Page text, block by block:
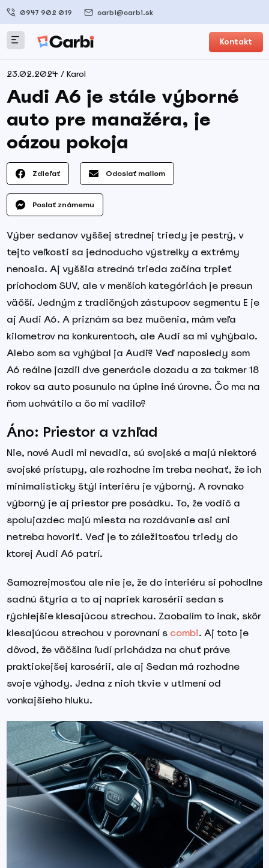
0947 902 019 carbi@carbi.sk
Kontakt
23.02.2024 / Karol
Audi A6 je stále výborné
auto pre manažéra, je
oázou pokoja
Zdieľať Odoslať mailom
Poslať známemu
Výber sedanov vyššej strednej triedy je pestrý, v
tejto veľkosti sa jednoducho výstrelky a extrémy
nenosia. Aj vyššia stredná trieda začína trpieť
príchodom SUV, ale v menších kategóriách je presun
väčší. Jedným z tradičných zástupcov segmentu E je
aj Audi A6. A priznám sa bez mučenia, mám veľa
kilometrov na konkurentoch, ale Audi sa mi vyhýbalo.
Alebo som sa vyhýbal ja Audi? Veď naposledy som
A6 reálne jazdil dve generácie dozadu a za takmer 18
rokov sa auto posunulo na úplne iné úrovne. Čo ma na
ňom uchvátilo a čo mi vadilo?
Áno: Priestor a vzhľad
Nie, nové Audi mi nevadia, sú svojské a majú niektoré
svojské prístupy, ale rozhodne im treba nechať, že ich
minimalisticky štýl interiéru je výborný. A rovnako
výborný je aj priestor pre posádku. To, že vodič a
spolujazdec majú miesta na rozdávanie asi ani
netreba hovoriť. Veď je to záležitosťou triedy do
ktorej Audi A6 patrí.
Samozrejmosťou ale nie je, že do interiéru si pohodlne
sadnú štyria a to aj napriek karosérii sedan s
rýchlejšie klesajúcou strechou. Zaobalím to inak, skôr
klesajúcou strechou v porovnaní s combi. Aj toto je
dôvod, že väčšina ľudí prichádza na chuť práve
praktickejšej karosérii, ale aj Sedan má rozhodne
svoje výhody. Jedna z nich tkvie v utlmení od
vonkajšieho hluku.